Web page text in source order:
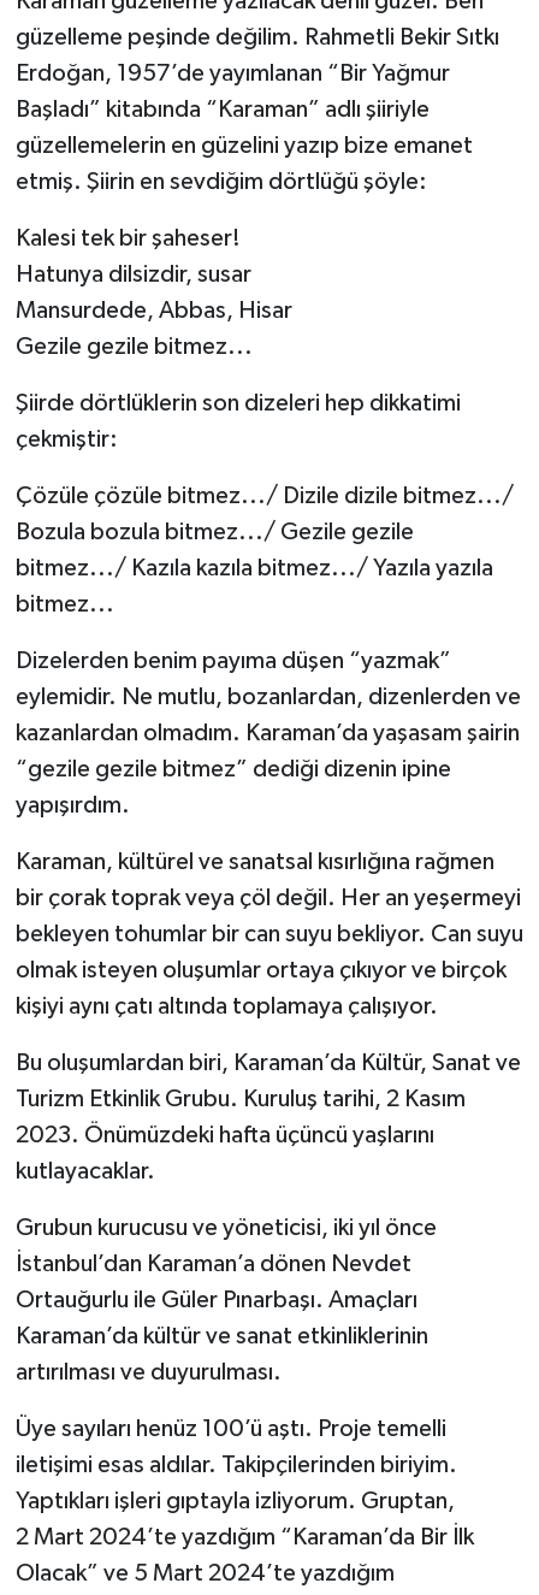
güzelleme peşinde değilim. Rahmetli Bekir Sıtkı
Erdoğan, 1957’de yayımlanan “Bir Yağmur
Başladı” kitabında “Karaman” adlı şiiriyle
güzellemelerin en güzelini yazıp bize emanet
etmiş. Şiirin en sevdiğim dörtlüğü şöyle:
Kalesi tek bir şaheser!
Hatunya dilsizdir, susar
Mansurdede, Abbas, Hisar
Gezile gezile bitmez...
Şiirde dörtlüklerin son dizeleri hep dikkatimi
çekmiştir:
Çözüle çözüle bitmez.../ Dizile dizile bitmez.../
Bozula bozula bitmez.../ Gezile gezile
bitmez.../ Kazıla kazıla bitmez.../ Yazıla yazıla
bitmez...
Dizelerden benim payıma düşen “yazmak”
eylemidir. Ne mutlu, bozanlardan, dizenlerden ve
kazanlardan olmadım. Karaman’da yaşasam şairin
“gezile gezile bitmez” dediği dizenin ipine
yapışırdım.
Karaman, kültürel ve sanatsal kısırlığına rağmen
bir çorak toprak veya çöl değil. Her an yeşermeyi
bekleyen tohumlar bir can suyu bekliyor. Can suyu
olmak isteyen oluşumlar ortaya çıkıyor ve birçok
kişiyi aynı çatı altında toplamaya çalışıyor.
Bu oluşumlardan biri, Karaman’da Kültür, Sanat ve
Turizm Etkinlik Grubu. Kuruluş tarihi, 2 Kasım
2023. Önümüzdeki hafta üçüncü yaşlarını
kutlayacaklar.
Grubun kurucusu ve yöneticisi, iki yıl önce
İstanbul’dan Karaman’a dönen Nevdet
Ortauğurlu ile Güler Pınarbaşı. Amaçları
Karaman’da kültür ve sanat etkinliklerinin
artırılması ve duyurulması.
Üye sayıları henüz 100’ü aştı. Proje temelli
iletişimi esas aldılar. Takipçilerinden biriyim.
Yaptıkları işleri gıptayla izliyorum. Gruptan,
2 Mart 2024’te yazdığım “Karaman’da Bir İlk
Olacak” ve 5 Mart 2024’te yazdığım